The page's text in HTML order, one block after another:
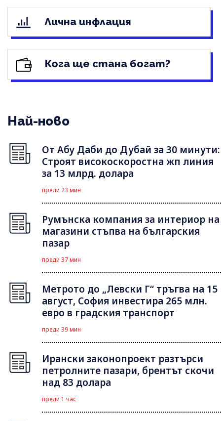
Лична инфлация
Кога ще стана богат?
Най-ново
От Абу Даби до Дубай за 30 минути:
Строят високоскоростна жп линия
за 13 млрд. долара
преди 23 мин
Румънска компания за интериор на
магазини стъпва на българския
пазар
преди 37 мин
Метрото до „Левски Г“ тръгва на 15
август, София инвестира 265 млн.
евро в градския транспорт
преди 39 мин
Ирански законопроект разтърси
петролните пазари, брентът скочи
над 83 долара
преди 1 час